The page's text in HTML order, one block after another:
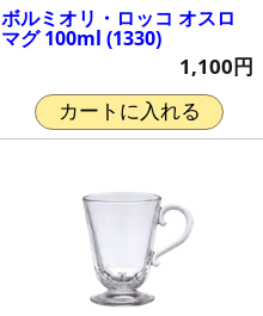
ボルミオリ・ロッコ オスロ
マグ 100ml (1330)
1,100円
カートに入れる